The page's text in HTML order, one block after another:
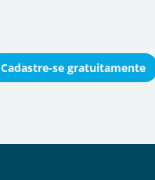
Cadastre-se gratuitamente